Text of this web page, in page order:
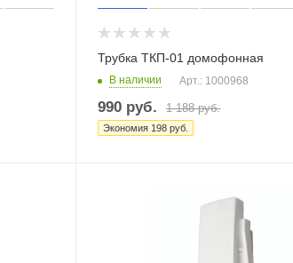
Трубка ТКП-01 домофонная
В наличии Арт.: 1000968
990 руб. 1 188руб.
Экономия 198 руб.